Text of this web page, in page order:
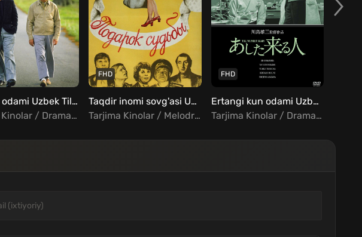
Yomg'ir odami Uzbek Tilida
Tarjima Kinolar / Drama / Xorij Kinolar Uzbek Tilida
FHD
Taqdir inomi sovg'asi Uzbek tilida
Tarjima Kinolar / Melodrama / Xorij Kinolar Uzbek Tilida
FHD
Ertangi kun odami Uzbek Tilida
Tarjima Kinolar / Drama / Melodrama / Xorij Kinolar Uzbek Tilida